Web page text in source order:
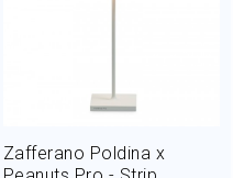
Zafferano Poldina x